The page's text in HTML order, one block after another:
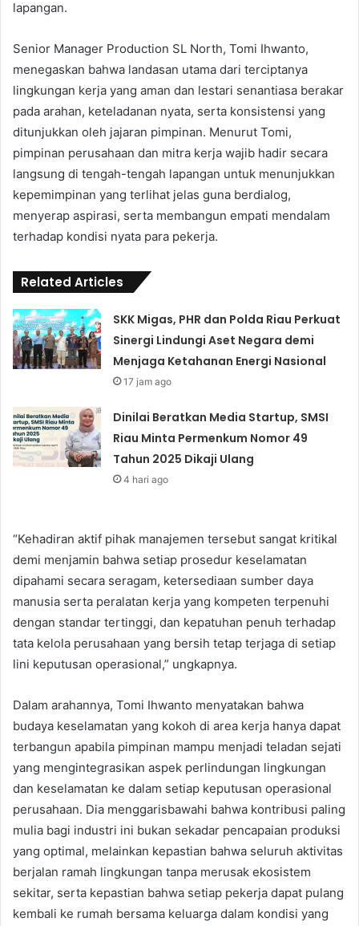
lapangan.
Senior Manager Production SL North, Tomi Ihwanto,
menegaskan bahwa landasan utama dari terciptanya
lingkungan kerja yang aman dan lestari senantiasa berakar
pada arahan, keteladanan nyata, serta konsistensi yang
ditunjukkan oleh jajaran pimpinan. Menurut Tomi,
pimpinan perusahaan dan mitra kerja wajib hadir secara
langsung di tengah-tengah lapangan untuk menunjukkan
kepemimpinan yang terlihat jelas guna berdialog,
menyerap aspirasi, serta membangun empati mendalam
terhadap kondisi nyata para pekerja.
Related Articles
SKK Migas, PHR dan Polda Riau Perkuat
Sinergi Lindungi Aset Negara demi
Menjaga Ketahanan Energi Nasional
17 jam ago
Dinilai Beratkan Media Startup, SMSI
Riau Minta Permenkum Nomor 49
Tahun 2025 Dikaji Ulang
4 hari ago
“Kehadiran aktif pihak manajemen tersebut sangat kritikal
demi menjamin bahwa setiap prosedur keselamatan
dipahami secara seragam, ketersediaan sumber daya
manusia serta peralatan kerja yang kompeten terpenuhi
dengan standar tertinggi, dan kepatuhan penuh terhadap
tata kelola perusahaan yang bersih tetap terjaga di setiap
lini keputusan operasional,” ungkapnya.
Dalam arahannya, Tomi Ihwanto menyatakan bahwa
budaya keselamatan yang kokoh di area kerja hanya dapat
terbangun apabila pimpinan mampu menjadi teladan sejati
yang mengintegrasikan aspek perlindungan lingkungan
dan keselamatan ke dalam setiap keputusan operasional
perusahaan. Dia menggarisbawahi bahwa kontribusi paling
mulia bagi industri ini bukan sekadar pencapaian produksi
yang optimal, melainkan kepastian bahwa seluruh aktivitas
berjalan ramah lingkungan tanpa merusak ekosistem
sekitar, serta kepastian bahwa setiap pekerja dapat pulang
kembali ke rumah bersama keluarga dalam kondisi yang